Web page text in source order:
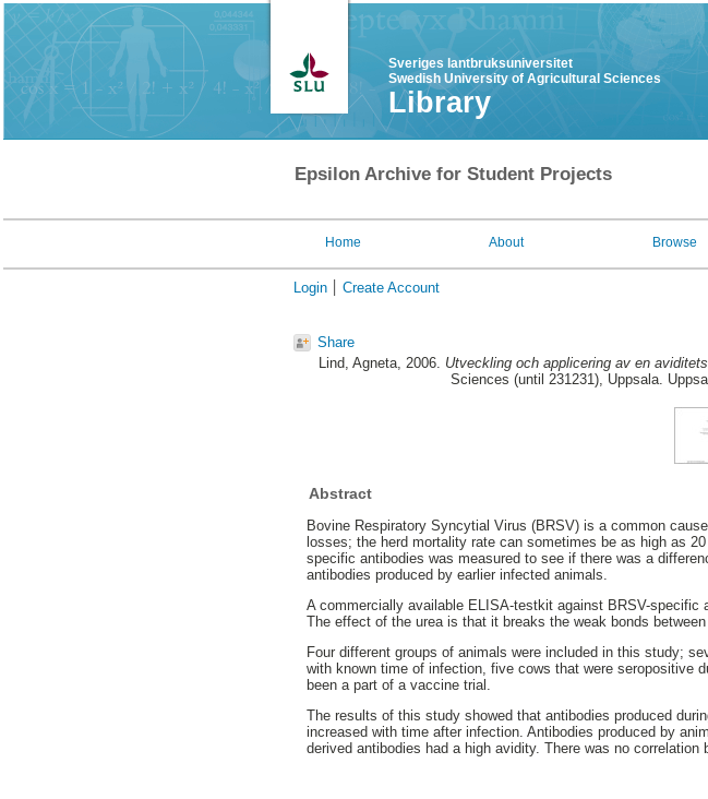
Sveriges lantbruksuniversitet
Swedish University of Agricultural Sciences
Library
Epsilon Archive for Student Projects
Home About Browse
Login Create Account
Share
Lind, Agneta, 2006. Utveckling och applicering av en
Sciences (until 231231), Uppsala.
Abstract
Bovine Respiratory Syncytial Virus (BRSV) is a common
losses; the herd mortality rate can sometimes be as high as
specific antibodies was measured to see if there was a
antibodies produced by earlier infected animals.
A commercially available ELISA-testkit against BRSV-specific
The effect of the urea is that it breaks the weak bonds
Four different groups of animals were included in this study;
with known time of infection, five cows that were seropositive
been a part of a vaccine trial.
The results of this study showed that antibodies produced
increased with time after infection. Antibodies produced by
derived antibodies had a high avidity. There was no correlation